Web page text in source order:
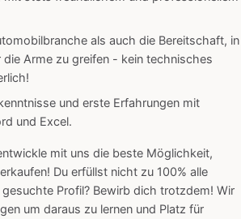
als auch die Bereitschaft, in
Arme zu greifen - kein technisches
und erste Erfahrungen mit
und Excel.
mit uns die beste Möglichkeit,
Du erfüllst nicht zu 100% alle
Profil? Bewirb dich trotzdem! Wir
um daraus zu lernen und Platz für